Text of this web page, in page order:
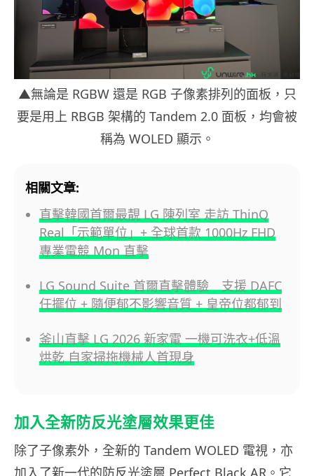
▲無論是 RGBW 還是 RGB 子像素排列的面板，只
要是用上 RBGB 架構的 Tandem 2.0 面板，均會被
稱為 WOLED 顯示。
相關文章:
直擊韓國首爾最靚 LG 陳列室 走訪 ThinQ
Real「示範單位」+ 全球首款 1000Hz FHD
專業電競 Mon 直擊
LG Sound Suite 首爾直擊體驗 支援 DAFC
任擺位 + 隨便郁不影響音質 + 皇帝位都郁到
釜山直擊 LG 2026 新家電 一機可洗衣+低溫
烘乾 自家掃拖機械人首現身
加入全新防反光塗層效果更佳
除了子像素外，全新的 Tandem WOLED 電視，亦